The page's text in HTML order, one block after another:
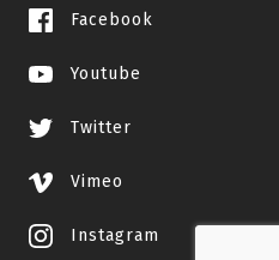
Facebook
Youtube
Twitter
Vimeo
Instagram